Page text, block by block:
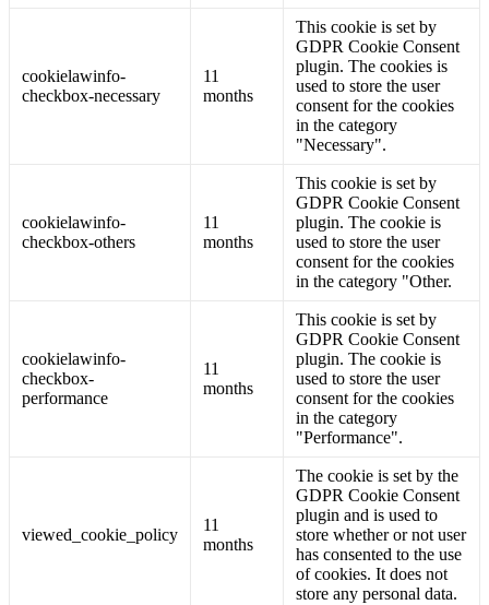
cookielawinfo-
checkbox-necessary
11
months
This cookie is set by
GDPR Cookie Consent
plugin. The cookies is
used to store the user
consent for the cookies
in the category
"Necessary".
cookielawinfo-
checkbox-others
11
months
This cookie is set by
GDPR Cookie Consent
plugin. The cookie is
used to store the user
consent for the cookies
in the category "Other.
cookielawinfo-
checkbox-
performance
11
months
This cookie is set by
GDPR Cookie Consent
plugin. The cookie is
used to store the user
consent for the cookies
in the category
"Performance".
viewed_cookie_policy
11
months
The cookie is set by the
GDPR Cookie Consent
plugin and is used to
store whether or not user
has consented to the use
of cookies. It does not
store any personal data.